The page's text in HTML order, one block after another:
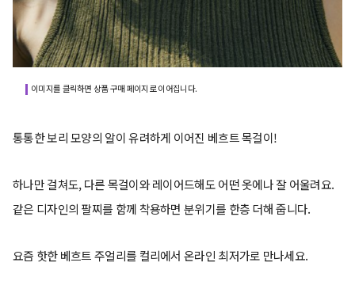
이미지를 클릭하면 상품 구매 페이지로 이어집니다.
통통한 보리 모양의 알이 유려하게 이어진 베흐트 목걸이!
하나만 걸쳐도, 다른 목걸이와 레이어드해도 어떤 옷에나 잘 어울려요.
같은 디자인의 팔찌를 함께 착용하면 분위기를 한층 더해 줍니다.
요즘 핫한 베흐트 주얼리를 컬리에서 온라인 최저가로 만나세요.